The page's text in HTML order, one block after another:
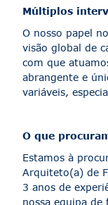
Múltiplos
O nosso papel
visão global de
com que
abrangente e
variáveis,
O que
Estamos à
Arquiteto(a) de
3 anos de
nossa equipa de